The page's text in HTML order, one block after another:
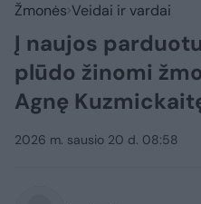
Žmonės Veidai ir vardai
Į naujos
plūdo žinomi
Agnę
2026 m. sausio 20 d. 08:58